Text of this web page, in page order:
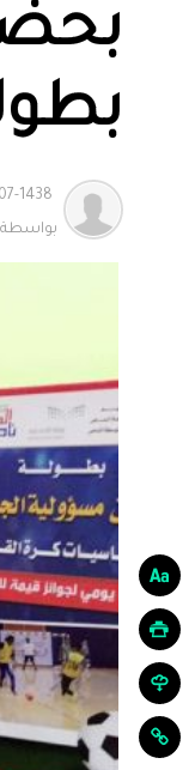
بواسطة